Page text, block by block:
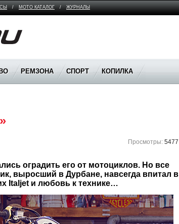
/ МОТО КАТАЛОГ / ЖУРНАЛЫ
РЕМЗОНА СПОРТ КОПИЛКА
Просмотры: 5477
выросший в Дурбане, навсегда впитал в